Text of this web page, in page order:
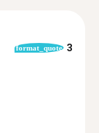
format_quote 3